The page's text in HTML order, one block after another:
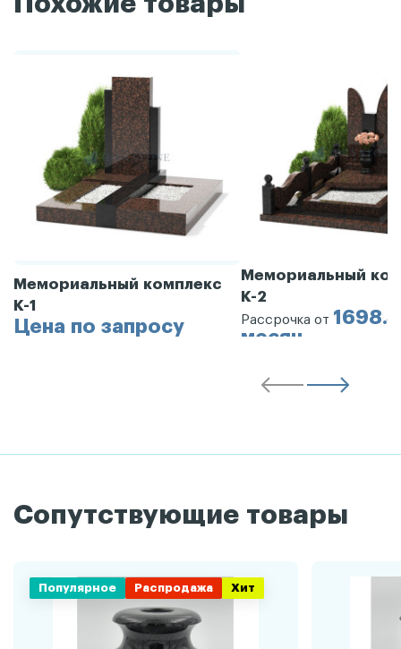
Мемориальный комплекс
К-1
Цена по запросу
Мемориальный
К-2
Рассрочка от
месяц
Сопутствующие товары
Популярное Распродажа Хит